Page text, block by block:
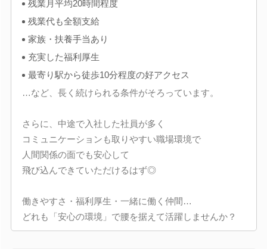
残業月平均20時間程度
残業代も全額支給
家族・扶養手当あり
充実した福利厚生
最寄り駅から徒歩10分程度の好アクセス
…など、長く続けられる条件がそろっています。
さらに、中途で入社した社員が多く
コミュニケーションも取りやすい職場環境で
人間関係の面でも安心して
飛び込んできていただけるはず◎
働きやすさ・福利厚生・一緒に働く仲間…
どれも「安心の環境」で腰を据えて活躍しませんか？